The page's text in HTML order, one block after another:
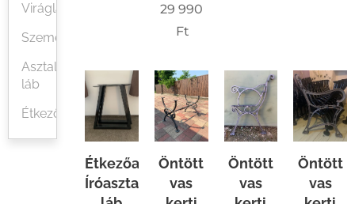
Virágládák
Szeméttárolók
Asztal
láb
Étkezőasztal
29 990
Ft
Étkezőasztal,
Íróasztal
Öntött
vas
Öntött
vas
Öntött
vas